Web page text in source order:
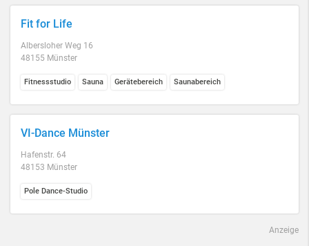
Fit for Life
Albersloher Weg 16
48155 Münster
Fitnessstudio Sauna Gerätebereich Saunabereich
VI-Dance Münster
Hafenstr. 64
48153 Münster
Pole Dance-Studio
Anzeige